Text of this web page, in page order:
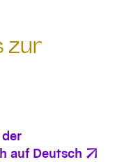
zur
auf Deutsch